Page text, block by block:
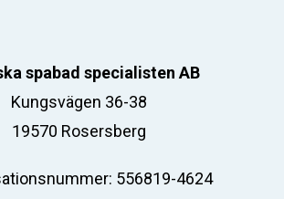
spabad specialisten AB
Kungsvägen 36-38
19570 Rosersberg
556819-4624